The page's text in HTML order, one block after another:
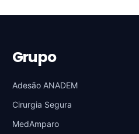
Grupo
Adesão ANADEM
Cirurgia Segura
MedAmparo